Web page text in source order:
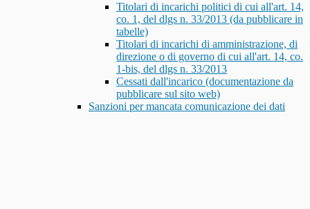
Titolari di incarichi politici di cui all'art. 14,
co. 1, del dlgs n. 33/2013 (da pubblicare in
tabelle)
Titolari di incarichi di amministrazione, di
direzione o di governo di cui all'art. 14, co.
1-bis, del dlgs n. 33/2013
Cessati dall'incarico (documentazione da
pubblicare sul sito web)
Sanzioni per mancata comunicazione dei dati